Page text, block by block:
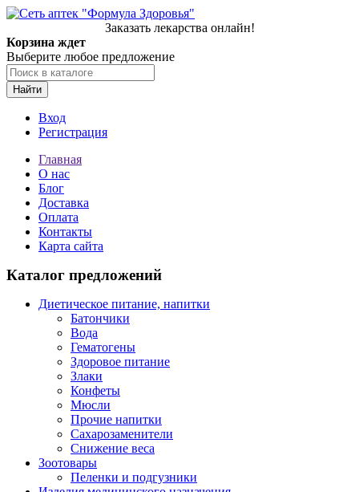
Заказать лекарства онлайн!
Корзина ждет
Выберите любое предложение
Найти
Вход
Регистрация
Главная
О нас
Блог
Доставка
Оплата
Контакты
Карта сайта
Каталог предложений
Диетическое питание, напитки
Батончики
Вода
Гематогены
Здоровое питание
Злаки
Конфеты
Мюсли
Прочие напитки
Сахарозаменители
Снижение веса
Зоотовары
Пеленки и подгузники